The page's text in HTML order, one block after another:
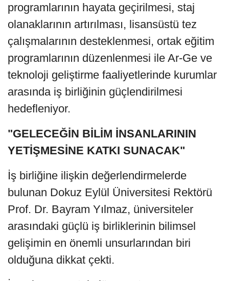
programlarının hayata geçirilmesi, staj
olanaklarının artırılması, lisansüstü tez
çalışmalarının desteklenmesi, ortak eğitim
programlarının düzenlenmesi ile Ar-Ge ve
teknoloji geliştirme faaliyetlerinde kurumlar
arasında iş birliğinin güçlendirilmesi
hedefleniyor.
"GELECEĞİN BİLİM İNSANLARININ
YETİŞMESİNE KATKI SUNACAK"
İş birliğine ilişkin değerlendirmelerde
bulunan Dokuz Eylül Üniversitesi Rektörü
Prof. Dr. Bayram Yılmaz, üniversiteler
arasındaki güçlü iş birliklerinin bilimsel
gelişimin en önemli unsurlarından biri
olduğuna dikkat çekti.